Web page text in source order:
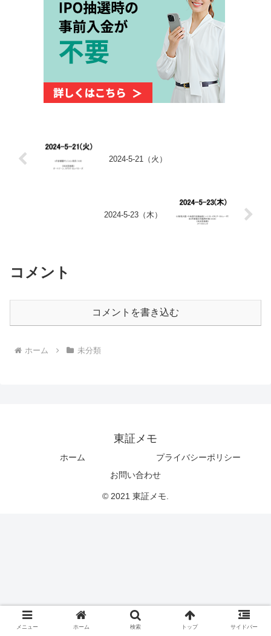
2024-5-21（火）
2024-5-23（木）
コメント
コメントを書き込む
ホーム 未分類
東証メモ
ホーム
プライバシーポリシー
お問い合わせ
© 2021 東証メモ.
メニュー ホーム 検索 トップ サイドバー